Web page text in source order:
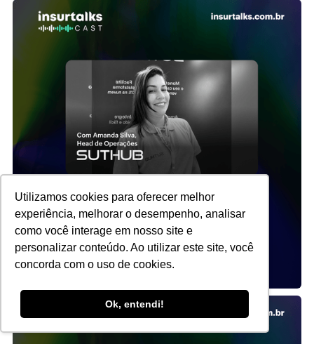
Utilizamos cookies para oferecer melhor
experiência, melhorar o desempenho, analisar
como você interage em nosso site e
personalizar conteúdo. Ao utilizar este site, você
concorda com o uso de cookies.
Ok, entendi!